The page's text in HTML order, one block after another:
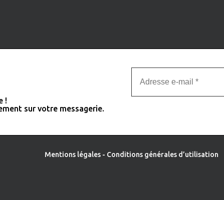
!
sur votre messagerie.
Mentions légales- Conditions générales d’utilisation